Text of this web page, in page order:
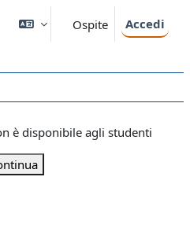
Ospite Accedi
è disponibile agli studenti